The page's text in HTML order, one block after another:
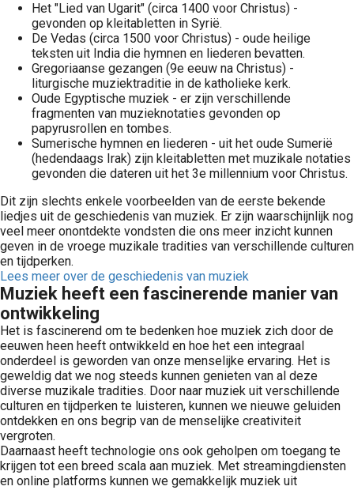
Het "Lied van Ugarit" (circa 1400 voor Christus) -
gevonden op kleitabletten in Syrië.
De Vedas (circa 1500 voor Christus) - oude heilige
teksten uit India die hymnen en liederen bevatten.
Gregoriaanse gezangen (9e eeuw na Christus) -
liturgische muziektraditie in de katholieke kerk.
Oude Egyptische muziek - er zijn verschillende
fragmenten van muzieknotaties gevonden op
papyrusrollen en tombes.
Sumerische hymnen en liederen - uit het oude Sumerië
(hedendaags Irak) zijn kleitabletten met muzikale notaties
gevonden die dateren uit het 3e millennium voor Christus.
Dit zijn slechts enkele voorbeelden van de eerste bekende
liedjes uit de geschiedenis van muziek. Er zijn waarschijnlijk nog
veel meer onontdekte vondsten die ons meer inzicht kunnen
geven in de vroege muzikale tradities van verschillende culturen
en tijdperken.
Lees meer over de geschiedenis van muziek
Muziek heeft een fascinerende manier van
ontwikkeling
Het is fascinerend om te bedenken hoe muziek zich door de
eeuwen heen heeft ontwikkeld en hoe het een integraal
onderdeel is geworden van onze menselijke ervaring. Het is
geweldig dat we nog steeds kunnen genieten van al deze
diverse muzikale tradities. Door naar muziek uit verschillende
culturen en tijdperken te luisteren, kunnen we nieuwe geluiden
ontdekken en ons begrip van de menselijke creativiteit
vergroten.
Daarnaast heeft technologie ons ook geholpen om toegang te
krijgen tot een breed scala aan muziek. Met streamingdiensten
en online platforms kunnen we gemakkelijk muziek uit